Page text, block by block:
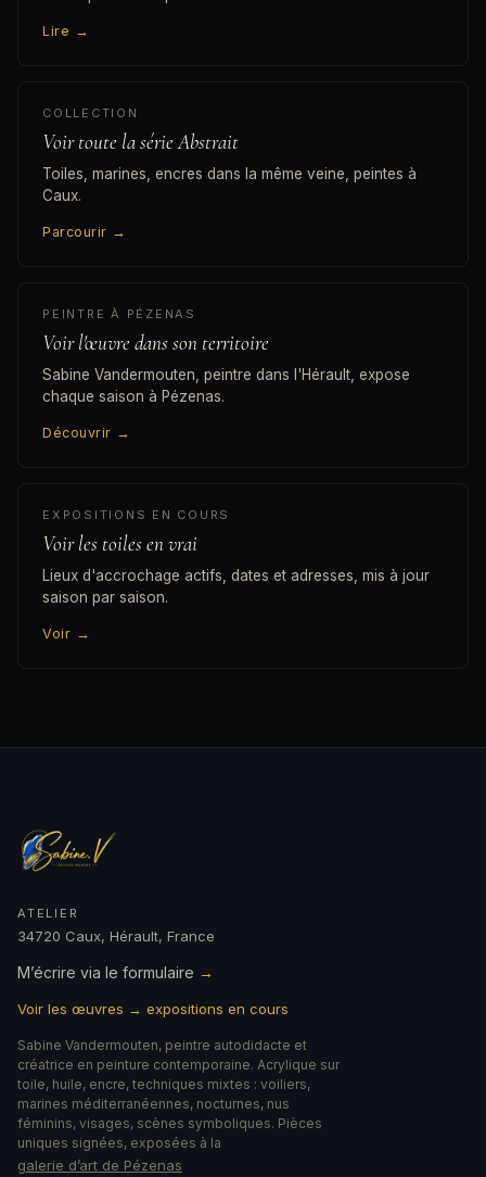
Lire →
COLLECTION
Voir toute la série Abstrait
Toiles, marines, encres dans la même veine, peintes à
Caux.
Parcourir →
PEINTRE À PÉZENAS
Voir l'œuvre dans son territoire
Sabine Vandermouten, peintre dans l'Hérault, expose
chaque saison à Pézenas.
Découvrir →
EXPOSITIONS EN COURS
Voir les toiles en vrai
Lieux d'accrochage actifs, dates et adresses, mis à jour
saison par saison.
Voir →
ATELIER
34720 Caux, Hérault, France
M’écrire via le formulaire →
Voir les œuvres → expositions en cours
Sabine Vandermouten, peintre autodidacte et
créatrice en peinture contemporaine. Acrylique sur
toile, huile, encre, techniques mixtes : voiliers,
marines méditerranéennes, nocturnes, nus
féminins, visages, scènes symboliques. Pièces
uniques signées, exposées à la
galerie d’art de Pézenas